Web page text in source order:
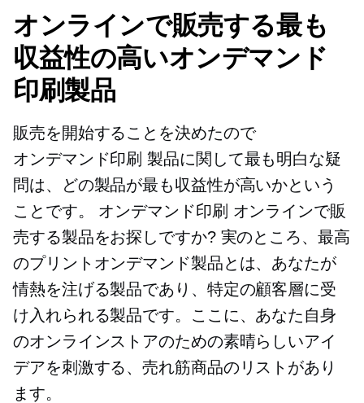
オンラインで販売する最も
収益性の高いオンデマンド
印刷製品
販売を開始することを決めたので
オンデマンド印刷 製品に関して最も明白な疑
問は、どの製品が最も収益性が高いかという
ことです。 オンデマンド印刷 オンラインで販
売する製品をお探しですか? 実のところ、最高
のプリントオンデマンド製品とは、あなたが
情熱を注げる製品であり、特定の顧客層に受
け入れられる製品です。ここに、あなた自身
のオンラインストアのための素晴らしいアイ
デアを刺激する、売れ筋商品のリストがあり
ます。